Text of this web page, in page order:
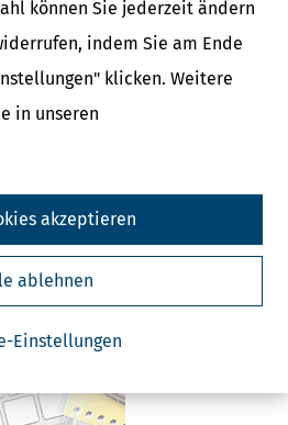
können Sie jederzeit ändern
indem Sie am Ende
klicken. Weitere
in unseren
Einstellungen
ablehnen
akzeptieren
fehlender
anerkannt werden
Im Normalfall werden Verluste vom
verrechnet.